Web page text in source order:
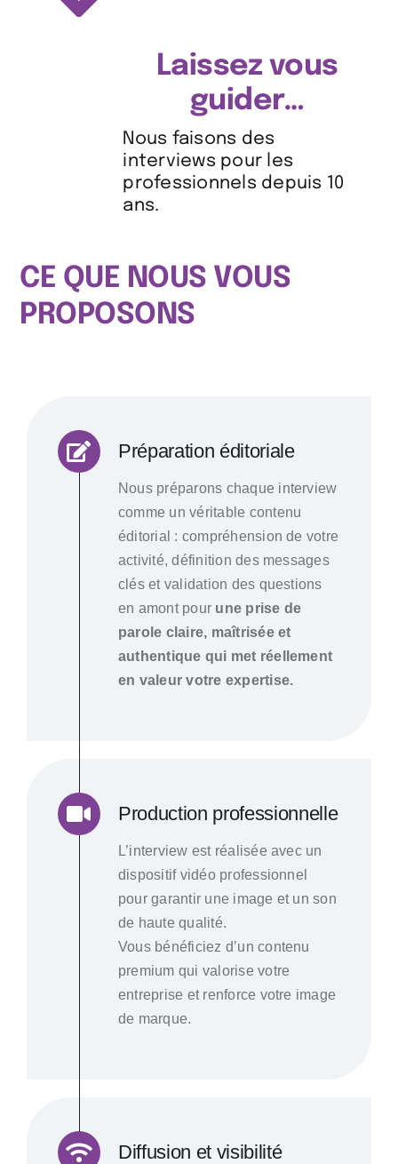
Laissez vous
guider…
Nous faisons des
interviews pour les
professionnels depuis 10
ans.
CE QUE NOUS VOUS
PROPOSONS
Préparation éditoriale
Nous préparons chaque interview
comme un véritable contenu
éditorial : compréhension de votre
activité, définition des messages
clés et validation des questions
en amont pour une prise de
parole claire, maîtrisée et
authentique qui met réellement
en valeur votre expertise.
Production professionnelle
L’interview est réalisée avec un
dispositif vidéo professionnel
pour garantir une image et un son
de haute qualité.
Vous bénéficiez d’un contenu
premium qui valorise votre
entreprise et renforce votre image
de marque.
Diffusion et visibilité